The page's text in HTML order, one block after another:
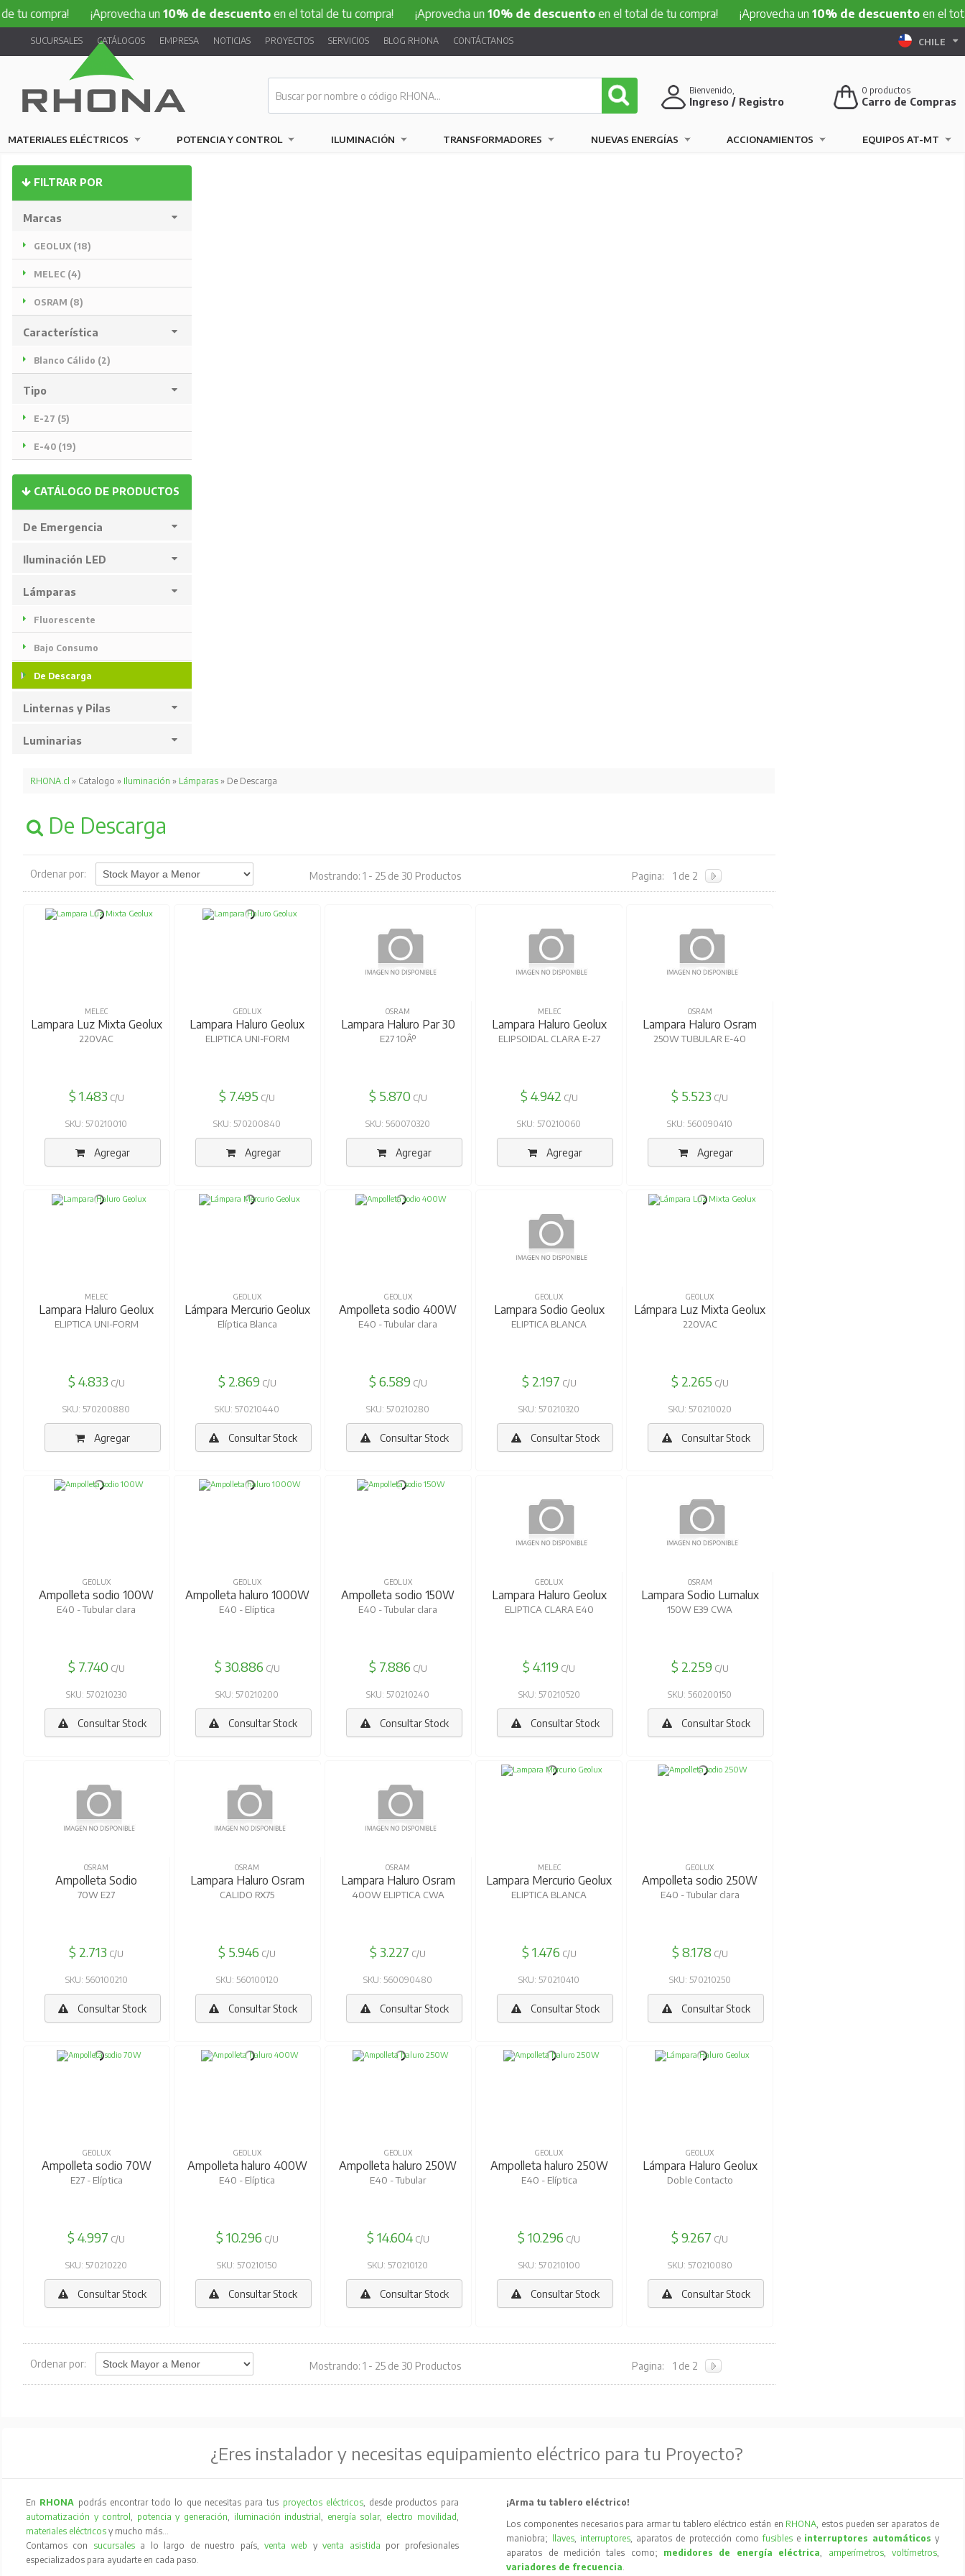
¡Aprovecha un10% de descuentoen el total de tu compra! ¡Aprovecha un10% de descuentoen el total de tu compra! ¡Aprovecha un10% de descuentoen el total de tu
SUCURSALES CATÁLOGOS EMPRESA NOTICIAS PROYECTOS SERVICIOS BLOG RHONA CONTÁCTANOS CHILE
0 productos
Carro de Compras
Bienvenido,
Ingreso / Registro
MATERIALES ELÉCTRICOS POTENCIA Y CONTROL ILUMINACIÓN TRANSFORMADORES NUEVAS ENERGÍAS ACCIONAMIENTOS EQUIPOS AT-MT
FILTRAR POR
Marcas
GEOLUX (18)
MELEC (4)
OSRAM (8)
Característica
Blanco Cálido (2)
Tipo
E-27 (5)
E-40 (19)
CATÁLOGO DE PRODUCTOS
De Emergencia
Iluminación LED
Lámparas
Fluorescente
Bajo Consumo
De Descarga
Linternas y Pilas
Luminarias
RHONA.cl » Catalogo » Iluminación » Lámparas» De Descarga
De Descarga
Ordenar por: Mostrando: 1 - 25 de 30 Productos Pagina: 1 de 2
MELEC
Lampara Luz Mixta Geolux
220VAC
$ 1.483 C/U
SKU: 570210010
Agregar
GEOLUX
Lampara Haluro Geolux
ELIPTICA UNI-FORM
$ 7.495 C/U
SKU: 570200840
Agregar
OSRAM
Lampara Haluro Par 30
E27 10Âº
$ 5.870C/U
SKU: 560070320
Agregar
MELEC
Lampara Haluro Geolux
ELIPSOIDAL CLARA E-27
$ 4.942 C/U
SKU: 570210060
Agregar
OSRAM
Lampara Haluro Osram
250W TUBULAR E-40
$ 5.523 C/U
SKU: 560090410
Agregar
MELEC
Lampara Haluro Geolux
ELIPTICA UNI-FORM
$ 4.833 C/U
SKU: 570200880
Agregar
GEOLUX
Lámpara Mercurio Geolux
Elíptica Blanca
$ 2.869 C/U
SKU: 570210440
Consultar Stock
GEOLUX
Ampolleta sodio 400W
E40 - Tubular clara
$ 6.589 C/U
SKU: 570210280
Consultar Stock
GEOLUX
Lampara Sodio Geolux
ELIPTICA BLANCA
$ 2.197 C/U
SKU: 570210320
Consultar Stock
GEOLUX
Lámpara Luz Mixta Geolux
220VAC
$ 2.265 C/U
SKU: 570210020
Consultar Stock
GEOLUX
Ampolleta sodio 100W
E40 - Tubular clara
$ 7.740C/U
SKU: 570210230
Consultar Stock
GEOLUX
Ampolleta haluro 1000W
E40 - Elíptica
$ 30.886 C/U
SKU: 570210200
Consultar Stock
GEOLUX
Ampolleta sodio 150W
E40 - Tubular clara
$ 7.886 C/U
SKU: 570210240
Consultar Stock
GEOLUX
Lampara Haluro Geolux
ELIPTICA CLARA E40
$ 4.119 C/U
SKU: 570210520
Consultar Stock
OSRAM
Lampara Sodio Lumalux
150W E39 CWA
$ 2.259 C/U
SKU: 560200150
Consultar Stock
OSRAM
Ampolleta Sodio
70W E27
$ 2.713 C/U
SKU: 560100210
Consultar Stock
OSRAM
Lampara Haluro Osram
CALIDO RX75
$ 5.946 C/U
SKU: 560100120
Consultar Stock
OSRAM
Lampara Haluro Osram
400W ELIPTICA CWA
$ 3.227 C/U
SKU: 560090480
Consultar Stock
MELEC
Lampara Mercurio Geolux
ELIPTICA BLANCA
$ 1.476 C/U
SKU: 570210410
Consultar Stock
GEOLUX
Ampolleta sodio 250W
E40 - Tubular clara
$ 8.178 C/U
SKU: 570210250
Consultar Stock
GEOLUX
Ampolleta sodio 70W
E27 - Elíptica
$ 4.997 C/U
SKU: 570210220
Consultar Stock
GEOLUX
Ampolleta haluro 400W
E40 - Elíptica
$ 10.296 C/U
SKU: 570210150
Consultar Stock
GEOLUX
Ampolleta haluro 250W
E40 - Tubular
$ 14.604C/U
SKU: 570210120
Consultar Stock
GEOLUX
Ampolleta haluro 250W
E40 - Elíptica
$ 10.296 C/U
SKU: 570210100
Consultar Stock
GEOLUX
Lámpara Haluro Geolux
Doble Contacto
$ 9.267 C/U
SKU: 570210080
Consultar Stock
Ordenar por: Mostrando: 1 - 25 de 30 Productos Pagina: 1 de 2
¿Eres instalador y necesitas equipamiento eléctrico para tu Proyecto?
En RHONA podrás encontrar todo lo que necesitas para tus proyectos eléctricos, desde productos para
automatización y control, potencia y generación, iluminación industrial, energía solar, electro movilidad,
materiales eléctricos y mucho más…
Contamos con sucursales a lo largo de nuestro país, venta web yventa asistida por profesionales
especializados para ayudarte en cada paso.
¡Arma tu tablero eléctrico!
Los componentes necesarios para armar tu tablero eléctrico están en RHONA, estos pueden ser aparatos de
maniobra;
llaves, interruptores, aparatos de protección comofusibles e interruptores automáticos y
aparatos de medición tales como; medidores de energía eléctrica, amperímetros, voltímetros,
variadores de frecuencia.